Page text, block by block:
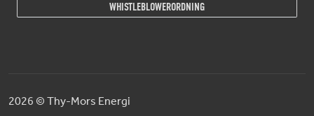
WHISTLEBLOWERORDNING
2026© Thy-Mors Energi